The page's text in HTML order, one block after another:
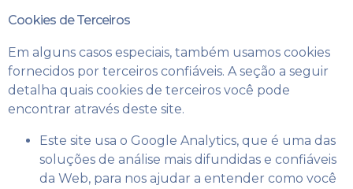
Cookies de Terceiros
Em alguns casos especiais, também usamos cookies
fornecidos por terceiros confiáveis. A seção a seguir
detalha quais cookies de terceiros você pode
encontrar através deste site.
Este site usa o Google Analytics, que é uma das
soluções de análise mais difundidas e confiáveis ​​
da Web, para nos ajudar a entender como você